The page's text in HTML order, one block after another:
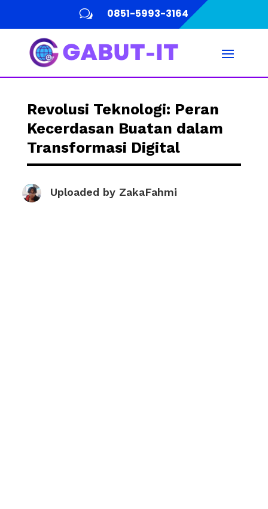
w 0851-5993-3164
Revolusi Teknologi: Peran
Kecerdasan Buatan dalam
Transformasi Digital
Uploaded by ZakaFahmi